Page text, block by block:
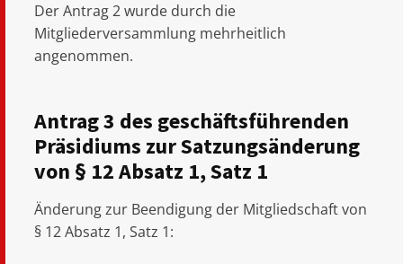
Der Antrag 2 wurde durch die
Mitgliederversammlung mehrheitlich
angenommen.
Antrag 3 des geschäftsführenden
Präsidiums zur Satzungsänderung
von § 12 Absatz 1, Satz 1
Änderung zur Beendigung der Mitgliedschaft von
§ 12 Absatz 1, Satz 1: